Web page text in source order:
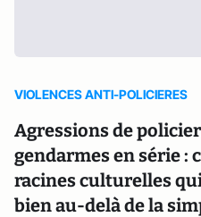
VIOLENCES ANTI-POLICIERES
Agressions de
gendarmes en série :
racines culturelles
bien au-delà de la